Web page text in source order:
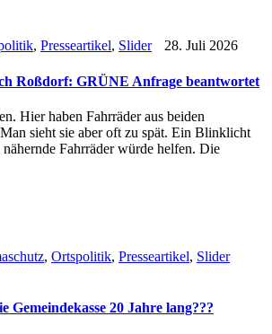
, Presseartikel, Slider 28. Juli 2026
Roßdorf: GRÜNE Anfrage beantwortet
Hier haben Fahrräder aus beiden
sieht sie aber oft zu spät. Ein Blinklicht
Fahrräder würde helfen. Die
, Ortspolitik, Presseartikel, Slider
Gemeindekasse 20 Jahre lang???